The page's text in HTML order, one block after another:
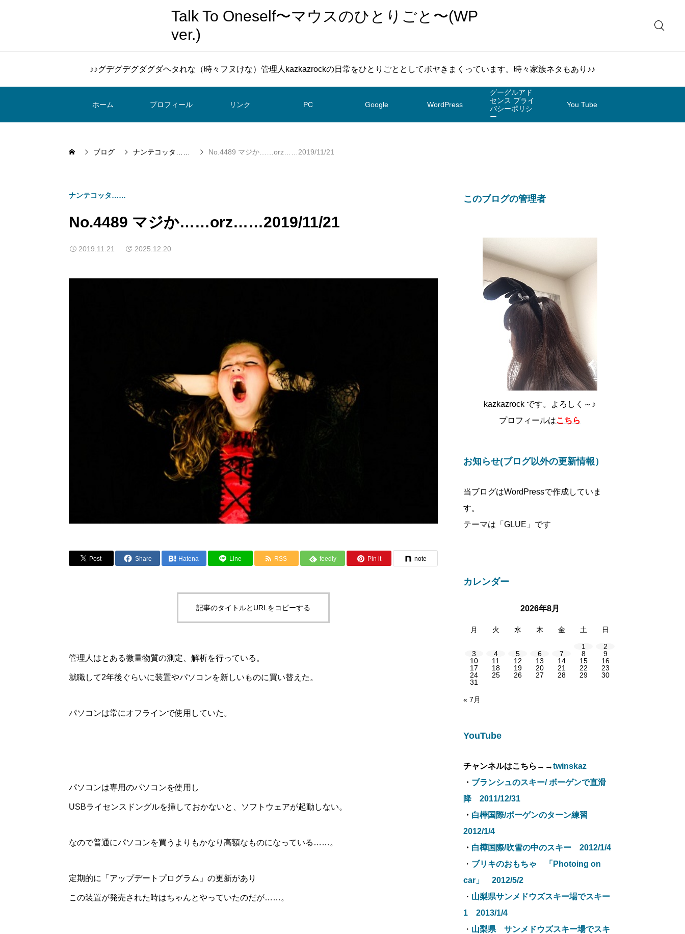
Talk To Oneself〜マウスのひとりごと〜(WP
ver.)
♪♪グデグデグダグダヘタれな（時々フヌけな）管理人kazkazrockの日常をひとりごととしてボヤきまくっています。時々家族ネタもあり♪♪
ホーム プロフィール リンク PC Google WordPress
グーグルアド
センス プライ
バシーポリシ
ー
You Tube
ブログ ナンテコッタ…… No.4489 マジか……orz……2019/11/21
ナンテコッタ……
No.4489 マジか……orz……2019/11/21
2019.11.21 2025.12.20
Post Share Hatena Line RSS feedly Pin it note
記事のタイトルとURLをコピーする
管理人はとある微量物質の測定、解析を行っている。
就職して2年後ぐらいに装置やパソコンを新しいものに買い替えた。
パソコンは常にオフラインで使用していた。
パソコンは専用のパソコンを使用し
USBライセンスドングルを挿しておかないと、ソフトウェアが起動しない。
なので普通にパソコンを買うよりもかなり高額なものになっている……。
定期的に「アップデートプログラム」の更新があり
この装置が発売された時はちゃんとやっていたのだが……。
このブログの管理者
kazkazrock です。よろしく～♪
プロフィールはこちら
お知らせ(ブログ以外の更新情報）
当ブログはWordPressで作成していま
す。
テーマは「GLUE」です
カレンダー
2026年8月
月 火 水 木 金 土 日
1
2
3
4 5 6 7 8
9
10
11 12 13 14 15
16
17
18 19 20 21 22
23
24
25 26 27 28 29
30
31
« 7月
YouTube
チャンネルはこちら→→twinskaz
・ ブランシュのスキー/ ボーゲンで直滑
降 2011/12/31
・ 白樺国際/ボーゲンのターン練習
2012/1/4
・ 白樺国際/吹雪の中のスキー 2012/1/4
・ ブリキのおもちゃ 「Photoing on
car」 2012/5/2
・ 山梨県サンメドウズスキー場でスキー
1 2013/1/4
・ 山梨県 サンメドウズスキー場でスキ